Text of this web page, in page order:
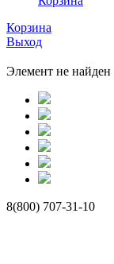
Корзина
Выход
Элемент не найден
8(800) 707-31-10